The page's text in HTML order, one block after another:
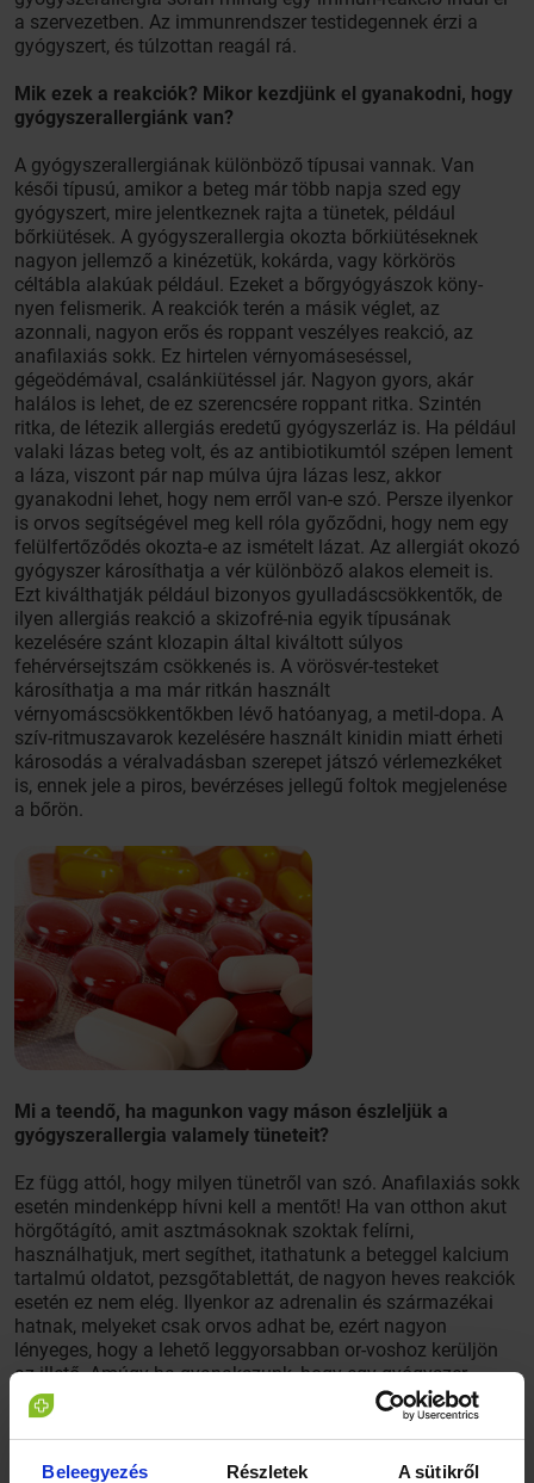
Beleegyezés Részletek A sütikről
a szervezetben. Az immunrendszer testidegennek érzi a
gyógyszert, és túlzottan reagál rá.
Mik ezek a reakciók? Mikor kezdjünk el gyanakodni, hogy
gyógyszerallergiánk van?
A gyógyszerallergiának különböző típusai vannak. Van
késői típusú, amikor a beteg már több napja szed egy
gyógyszert, mire jelentkeznek rajta a tünetek, például
bőrkiütések. A gyógyszerallergia okozta bőrkiütéseknek
nagyon jellemző a kinézetük, kokárda, vagy körkörös
céltábla alakúak például. Ezeket a bőrgyógyászok köny-
nyen felismerik. A reakciók terén a másik véglet, az
azonnali, nagyon erős és roppant veszélyes reakció, az
anafilaxiás sokk. Ez hirtelen vérnyomáseséssel,
gégeödémával, csalánkiütéssel jár. Nagyon gyors, akár
halálos is lehet, de ez szerencsére roppant ritka. Szintén
ritka, de létezik allergiás eredetű gyógyszerláz is. Ha például
valaki lázas beteg volt, és az antibiotikumtól szépen lement
a láza, viszont pár nap múlva újra lázas lesz, akkor
gyanakodni lehet, hogy nem erről van-e szó. Persze ilyenkor
is orvos segítségével meg kell róla győződni, hogy nem egy
felülfertőződés okozta-e az ismételt lázat. Az allergiát okozó
gyógyszer károsíthatja a vér különböző alakos elemeit is.
Ezt kiválthatják például bizonyos gyulladáscsökkentők, de
ilyen allergiás reakció a skizofré-nia egyik típusának
kezelésére szánt klozapin által kiváltott súlyos
fehérvérsejtszám csökkenés is. A vörösvér-testeket
károsíthatja a ma már ritkán használt
vérnyomáscsökkentőkben lévő hatóanyag, a metil-dopa. A
szív-ritmuszavarok kezelésére használt kinidin miatt érheti
károsodás a véralvadásban szerepet játszó vérlemezkéket
is, ennek jele a piros, bevérzéses jellegű foltok megjelenése
a bőrön.
Mi a teendő, ha magunkon vagy máson észleljük a
gyógyszerallergia valamely tüneteit?
Ez függ attól, hogy milyen tünetről van szó. Anafilaxiás sokk
esetén mindenképp hívni kell a mentőt! Ha van otthon akut
hörgőtágító, amit asztmásoknak szoktak felírni,
használhatjuk, mert segíthet, itathatunk a beteggel kalcium
tartalmú oldatot, pezsgőtablettát, de nagyon heves reakciók
esetén ez nem elég. Ilyenkor az adrenalin és származékai
hatnak, melyeket csak orvos adhat be, ezért nagyon
lényeges, hogy a lehető leggyorsabban or-voshoz kerüljön
az illető. Amúgy ha gyanakszunk, hogy egy gyógyszer
okozta a panaszainkat, szólni kell az orvosnak, aki azt
felírta. Ha tényleg allergiáról van szó, a gyógyszer
elhagyása után ezek a tünetek gyorsan megszűnnek, az
orvos pedig valamilyen más alternatívát talál ki eredeti